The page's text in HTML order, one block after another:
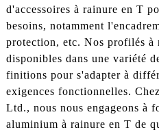
d'accessoires à rainure en T
besoins, notamment
protection, etc. Nos profilés à
disponibles dans une variété
finitions pour s'adapter à
exigences fonctionnelles.
Ltd., nous nous engageons à
aluminium à rainure en T de